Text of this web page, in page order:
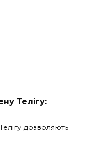
Телігу:
дозволяють